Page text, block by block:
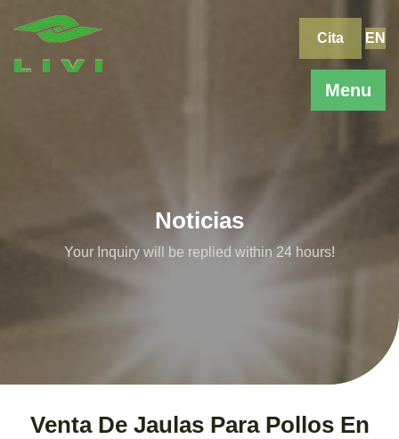
Menu
Cita EN
Noticias
Your Inquiry will be replied within 24 hours!
Venta De Jaulas Para Pollos En